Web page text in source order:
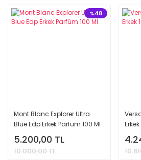
%48
Mont Blanc Explorer Ultra
Blue Edp Erkek Parfüm 100 Ml
5.200,00 TL
10.000,00 TL